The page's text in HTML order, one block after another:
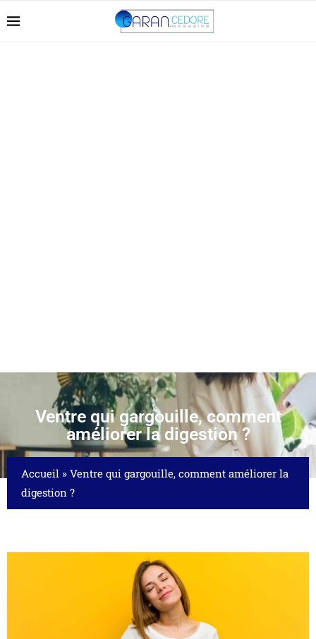
Ventre qui gargouille, comment
améliorer la digestion ?
Accueil » Ventre qui gargouille, comment améliorer la
digestion ?